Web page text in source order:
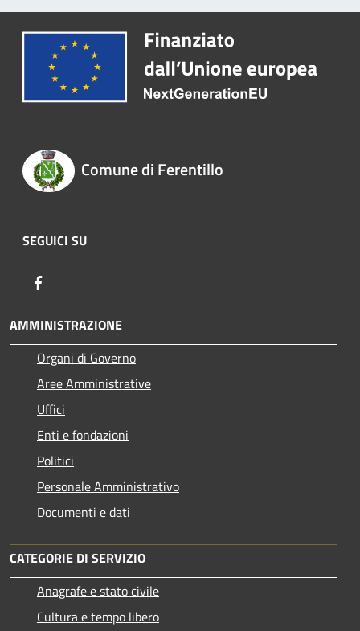
Comune di Ferentillo
SEGUICI SU
AMMINISTRAZIONE
Organi di Governo
Aree Amministrative
Uffici
Enti e fondazioni
Politici
Personale Amministrativo
Documenti e dati
CATEGORIE DI SERVIZIO
Anagrafe e stato civile
Cultura e tempo libero